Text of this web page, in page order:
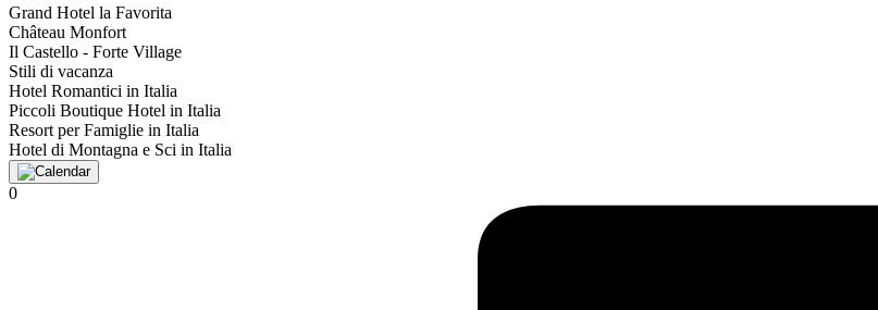
Grand Hotel la Favorita
Château Monfort
Il Castello - Forte Village
Stili di vacanza
Hotel Romantici in Italia
Piccoli Boutique Hotel in Italia
Resort per Famiglie in Italia
Hotel di Montagna e Sci in Italia
0